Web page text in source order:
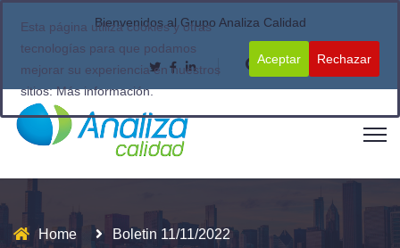
Bienvenidos al Grupo Analiza Calidad
Home Boletin 11/11/2022
Esta página utiliza cookies y otras
tecnologías para que podamos
mejorar su experiencia en nuestros
sitios:Más información.
Aceptar Rechazar